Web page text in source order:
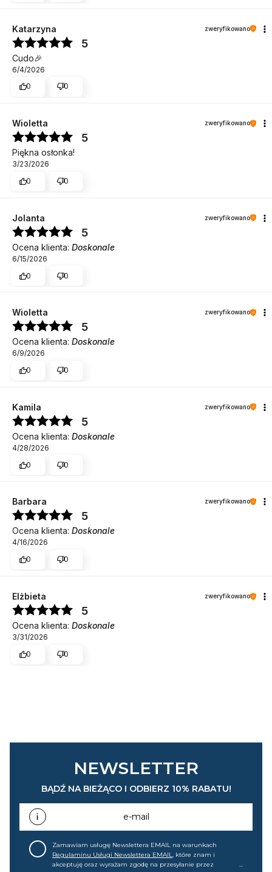
Katarzyna zweryfikowano
5
Cudo🎉
6/4/2026
0
0
Wioletta zweryfikowano
5
Piękna osłonka!
3/23/2026
0
0
Jolanta zweryfikowano
5
Ocena klienta: Doskonale
6/15/2026
0
0
Wioletta zweryfikowano
5
Ocena klienta: Doskonale
6/9/2026
0
0
Kamila zweryfikowano
5
Ocena klienta: Doskonale
4/28/2026
0
0
Barbara zweryfikowano
5
Ocena klienta: Doskonale
4/16/2026
0
0
Elżbieta zweryfikowano
5
Ocena klienta: Doskonale
3/31/2026
0
0
NEWSLETTER
BĄDŹ NA BIEŻĄCO I ODBIERZ 10% RABATU!
e-mail
Zamawiam usługę Newslettera EMAIL na warunkach
Regulaminu Usługi Newslettera EMAIL
, które znam i
akceptuję oraz wyrażam zgodę na przesyłanie przez